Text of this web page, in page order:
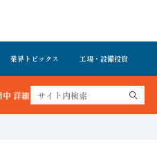
業界トピックス 工場・設備投資